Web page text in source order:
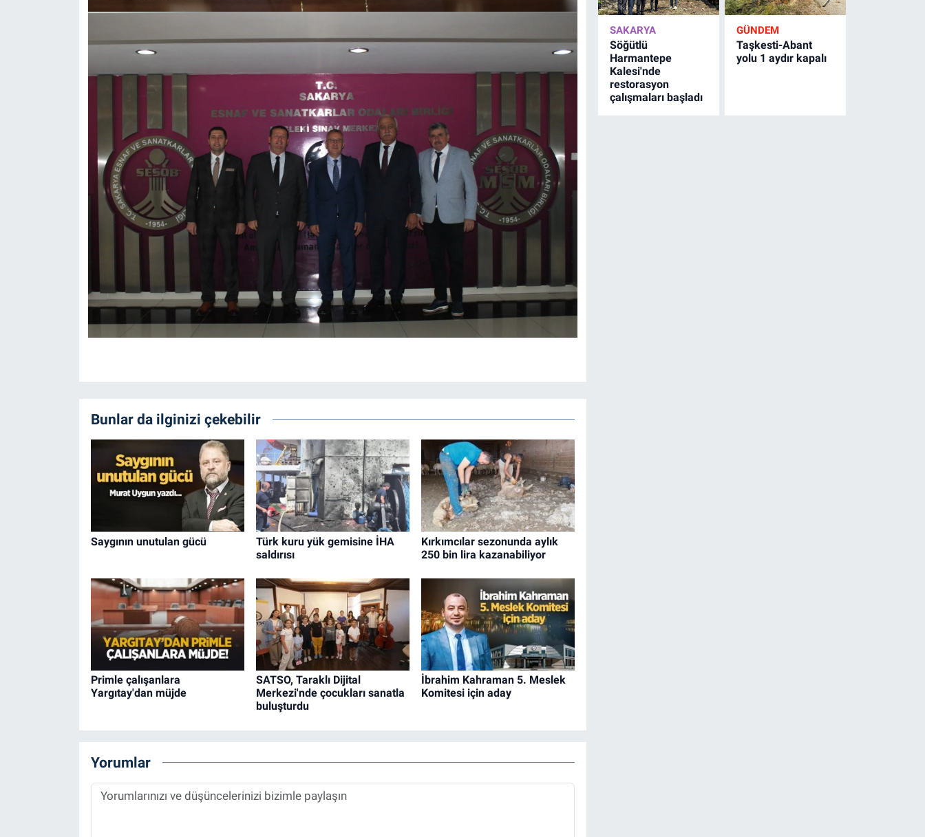
Bunlar da ilginizi çekebilir
Saygının unutulan gücü
Türk kuru yük gemisine İHA
saldırısı
Kırkımcılar sezonunda aylık
250 bin lira kazanabiliyor
Primle çalışanlara
Yargıtay'dan müjde
SATSO, Taraklı Dijital
Merkezi'nde çocukları sanatla
buluşturdu
İbrahim Kahraman 5. Meslek
Komitesi için aday
Yorumlar
SAKARYA
Söğütlü
Harmantepe
Kalesi'nde
restorasyon
çalışmaları başladı
GÜNDEM
Taşkesti-Abant
yolu 1 aydır kapalı